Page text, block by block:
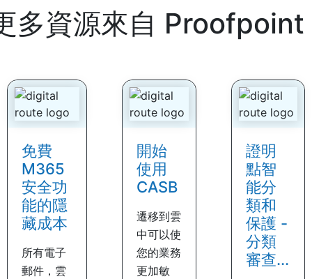
多資源來自 Proofpoint
免費
M365
安全功
能的隱
藏成本
所有電子
郵件，雲
開始
使用
CASB
遷移到雲
中可以使
您的業務
更加敏
證明
點智
能分
類和
保護 -
分類
審查...